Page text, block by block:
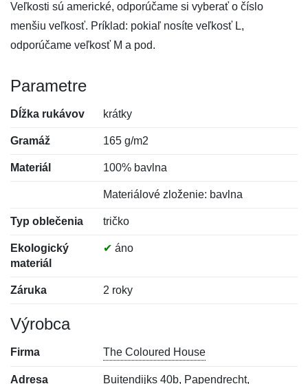
Veľkosti sú americké, odporúčame si vyberať o číslo
menšiu veľkosť. Príklad: pokiaľ nosíte veľkosť L,
odporúčame veľkosť M a pod.
Parametre
Dĺžka rukávov krátky
Gramáž 165 g/m2
Materiál 100% bavlna
Materiálové zloženie: bavlna
Typ oblečenia tričko
Ekologický
materiál
✔ áno
Záruka 2 roky
Výrobca
Firma The Coloured House
Adresa
Buitendijks 40b, Papendrecht,